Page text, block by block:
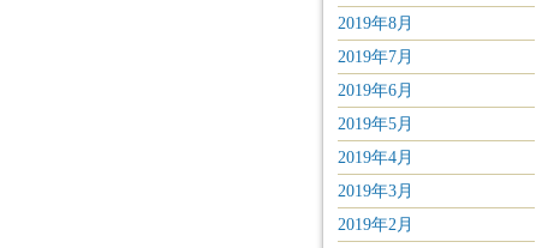
2019年8月
2019年7月
2019年6月
2019年5月
2019年4月
2019年3月
2019年2月